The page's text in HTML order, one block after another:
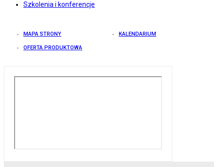
Szkolenia i konferencje
MAPA STRONY KALENDARIUM
OFERTA PRODUKTOWA